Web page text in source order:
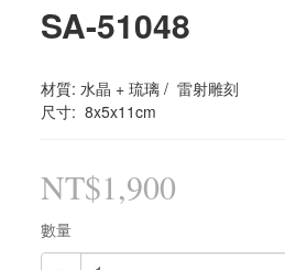
SA-51048
材質: 水晶 + 琉璃 /  雷射雕刻
尺寸:  8x5x11cm
NT$1,900
數量